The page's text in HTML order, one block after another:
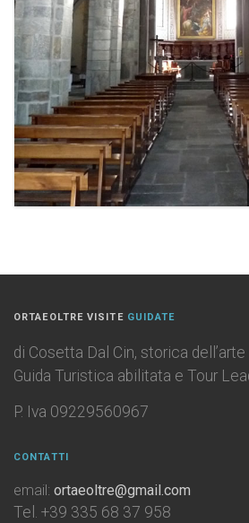
ORTAEOLTRE VISITE GUIDATE
di Cosetta Dal Cin, storica dell’arte
Guida Turistica abilitata e Tour
P. Iva 09229560967
CONTATTI
email: ortaeoltre@gmail.com
Tel. +39 335 68 37 958